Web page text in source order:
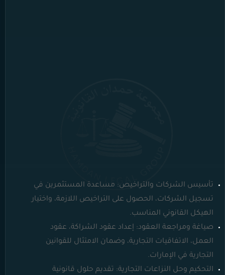
تأسيس الشركات والتراخيص: مساعدة المستثمرين في
تسجيل الشركات، الحصول على التراخيص اللازمة، واختيار
الهيكل القانوني المناسب.
صياغة ومراجعة العقود: إعداد عقود الشراكة، عقود
العمل، الاتفاقيات التجارية، وضمان الامتثال للقوانين
التجارية في الإمارات.
التحكيم وحل النزاعات التجارية: تقديم حلول قانونية